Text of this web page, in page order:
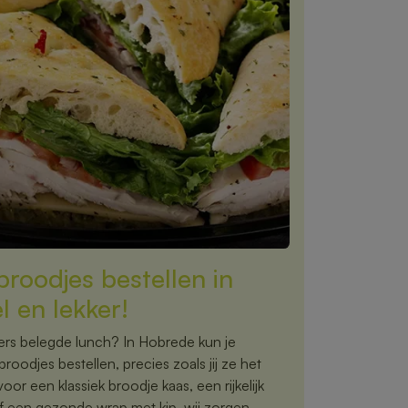
bestellen in
en lekker!
belegde lunch? In Hobrede kun je
bestellen, precies zoals jij ze het
een klassiek broodje kaas, een rijkelijk